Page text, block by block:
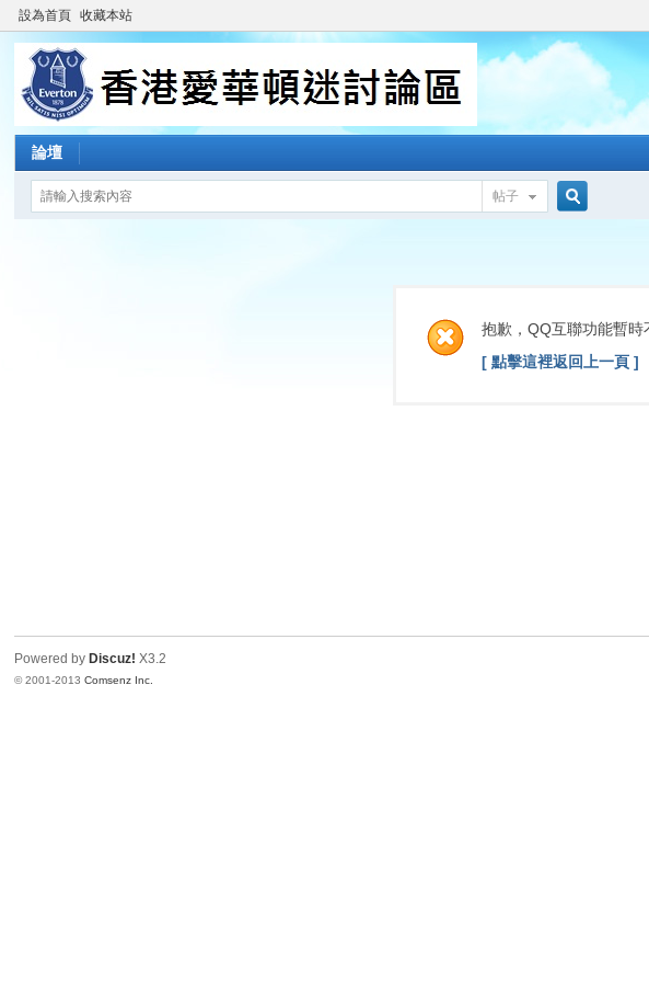
設為首頁 收藏本站
論壇
帖子
索
抱歉，QQ互聯功能暫時
[ 點擊這裡返回上一頁 ]
Powered by Discuz! X3.2
© 2001-2013Comsenz Inc.